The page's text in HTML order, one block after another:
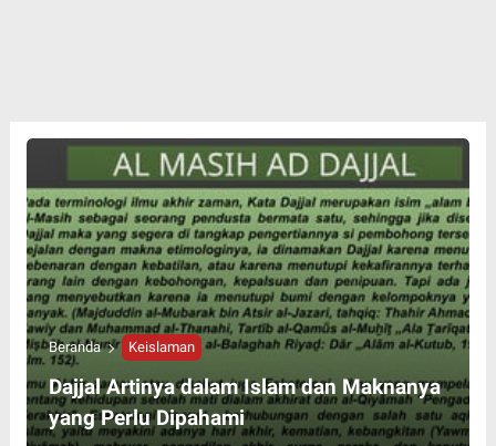
Beranda Keislaman
Dajjal Artinya dalam Islam dan Maknanya
yang Perlu Dipahami